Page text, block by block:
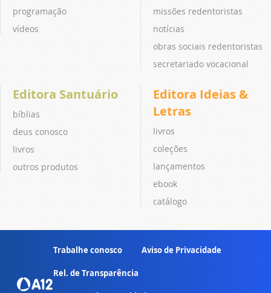
programação
vídeos
missões redentoristas
notícias
obras sociais redentoristas
secretariado vocacional
Editora Santuário
bíblias
deus conosco
livros
outros produtos
Editora Ideias &
Letras
livros
coleções
lançamentos
ebook
catálogo
Trabalhe conosco Aviso de Privacidade
Rel. de Transparência